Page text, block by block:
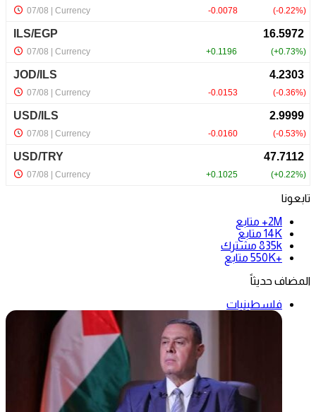
تابعونا
2M+
متابع
14K متابع
835k مشترك
+550K
متابع
المضاف حديثاً
فلسطينيات